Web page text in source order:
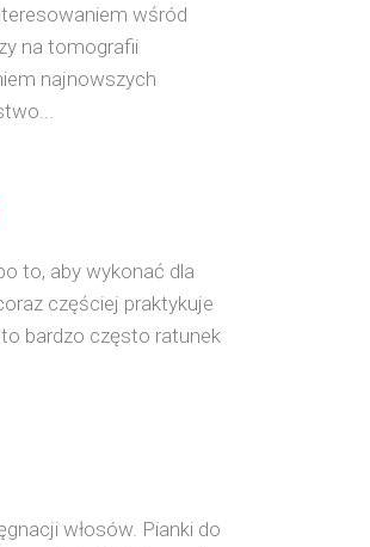
wśród
na tomografii
najnowszych
to, aby wykonać dla
częściej praktykuje
bardzo często ratunek
włosów. Pianki do